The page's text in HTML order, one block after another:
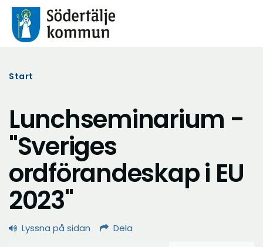
Start
Lunchseminarium -
"Sveriges
ordförandeskap i EU
2023"
Lyssna på sidan Dela